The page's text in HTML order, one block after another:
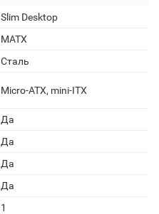
Slim Desktop
MATX
Сталь
Micro-ATX, mini-ITX
Да
Да
Да
Да
1